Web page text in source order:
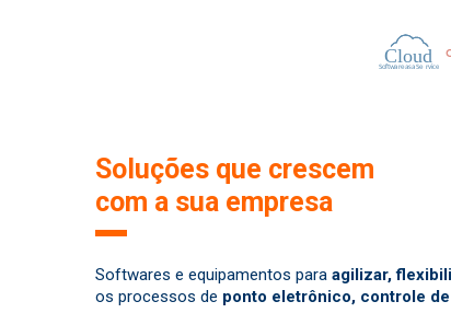
Soluções que crescem
com a sua empresa
Softwares e equipamentos para agilizar,
os processos de ponto eletrônico, controle